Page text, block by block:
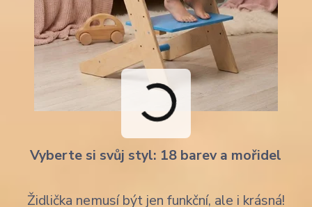
Vyberte si svůj styl: 18 barev a mořidel
Židlička nemusí být jen funkční, ale i krásná!